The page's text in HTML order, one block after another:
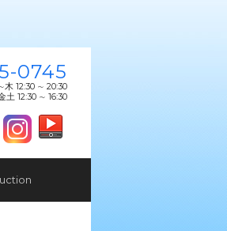
0745
木 12:30 ∼ 20:30
土 12:30 ∼ 16:30